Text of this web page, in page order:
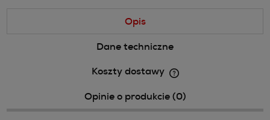
Opis
Dane techniczne
Koszty dostawy
Opinie o produkcie (0)